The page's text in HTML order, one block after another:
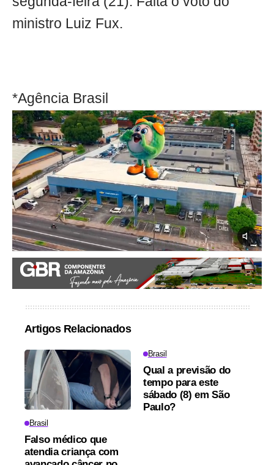
ministro Luiz Fux.
*Agência Brasil
Artigos Relacionados
Brasil
Falso médico que
atendia criança com
Brasil
Qual a previsão do
tempo para este
sábado (8) em São
Paulo?